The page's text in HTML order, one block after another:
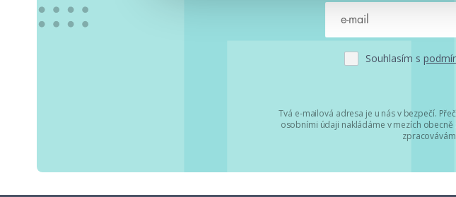
Souhlasím s
Tvá e-mailová adresa je u nás v bezpečí.
osobními údaji nakládáme v mezích